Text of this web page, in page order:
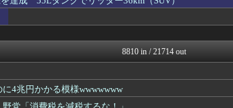
8810 in / 21714 out
4兆円かかる模様wwwwwww